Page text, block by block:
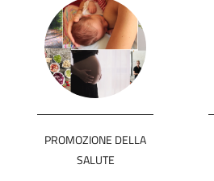
PROMOZIONE DELLA
SALUTE